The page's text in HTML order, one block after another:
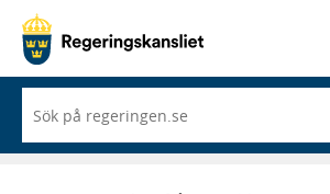
du
börjar
skriva